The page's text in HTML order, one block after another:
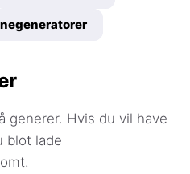
generer. Hvis du vil have
blot lade